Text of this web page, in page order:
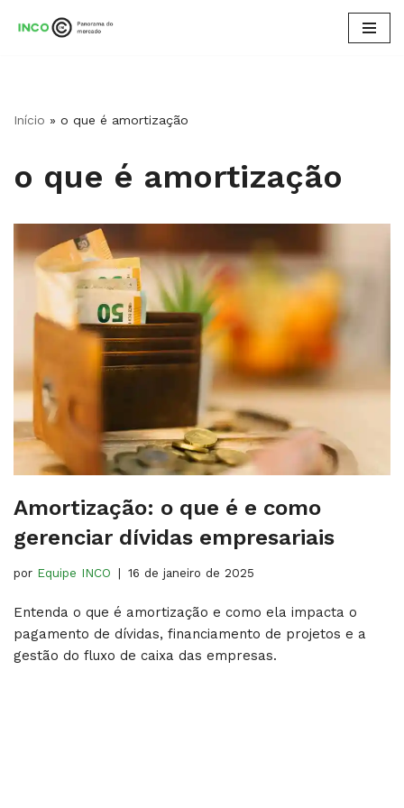
conteúdo
Início » o que é amortização
o que é amortização
Amortização: o que é e como
gerenciar dívidas empresariais
por Equipe INCO 16 de janeiro de 2025
Entenda o que é amortização e como ela impacta o
pagamento de dívidas, financiamento de projetos e a
gestão do fluxo de caixa das empresas.